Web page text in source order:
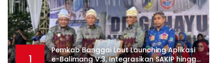
1
Pemkab Banggai Laut Launching Aplikasi
e-Balimang V.3, Integrasikan SAKIP hingga